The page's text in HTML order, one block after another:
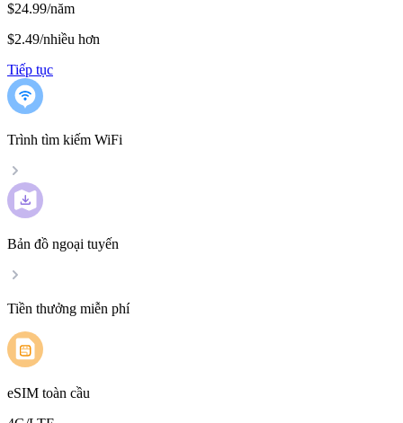
$24.99/năm
$2.49/nhiều hơn
Tiếp tục
Trình tìm kiếm WiFi
Bản đồ ngoại tuyến
Tiền thưởng miễn phí
eSIM toàn cầu